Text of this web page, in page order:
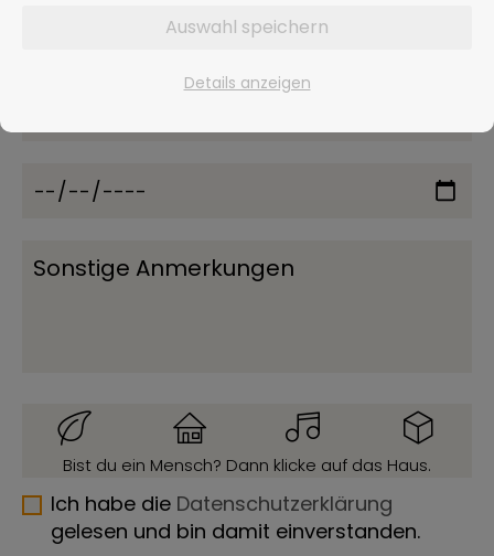
Bist du ein Mensch? Dann klicke auf das Haus.
Ich habe die Datenschutzerklärung
gelesen und bin damit einverstanden.
Auswahl speichern
Details anzeigen